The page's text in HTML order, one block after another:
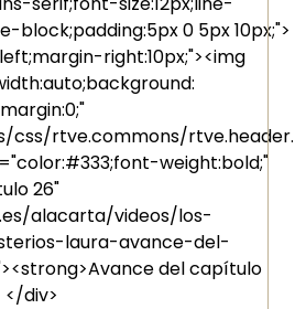
block;padding:5px 0 5px 10px;">
right:10px;"><img
rtve.commons/
weight:bold;"
26"
alacarta/videos/los-
laura-avance-del-
del capítulo
div>